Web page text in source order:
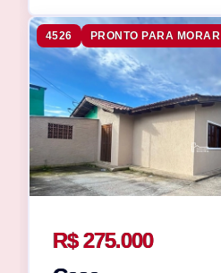
4526 PRONTO PARA MORAR
R$ 275.000